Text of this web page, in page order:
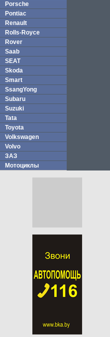
Porsche
Pontiac
Renault
Rolls-Royce
Rover
Saab
SEAT
Skoda
Smart
SsangYong
Subaru
Suzuki
Tata
Toyota
Volkswagen
Volvo
ЗАЗ
Мотоциклы